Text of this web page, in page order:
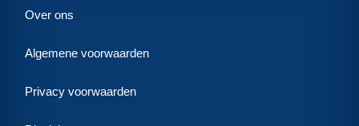
Over ons
Algemene voorwaarden
Privacy voorwaarden